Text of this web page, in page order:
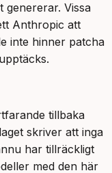
genererar. Vissa
Anthropic att
inte hinner patcha
tillbaka
skriver att inga
har tillräckligt
med den här